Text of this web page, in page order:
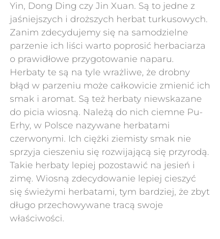
Yin, Dong Ding czy Jin Xuan. Są to jedne z
jaśniejszych i droższych herbat turkusowych.
Zanim zdecydujemy się na samodzielne
parzenie ich liści warto poprosić herbaciarza
o prawidłowe przygotowanie naparu.
Herbaty te są na tyle wrażliwe, że drobny
błąd w parzeniu może całkowicie zmienić ich
smak i aromat. Są też herbaty niewskazane
do picia wiosną. Należą do nich ciemne Pu-
Erhy, w Polsce nazywane herbatami
czerwonymi. Ich ciężki ziemisty smak nie
sprzyja cieszeniu się rozwijającą się przyrodą.
Takie herbaty lepiej pozostawić na jesień i
zimę. Wiosną zdecydowanie lepiej cieszyć
się świeżymi herbatami, tym bardziej, że zbyt
długo przechowywane tracą swoje
właściwości.